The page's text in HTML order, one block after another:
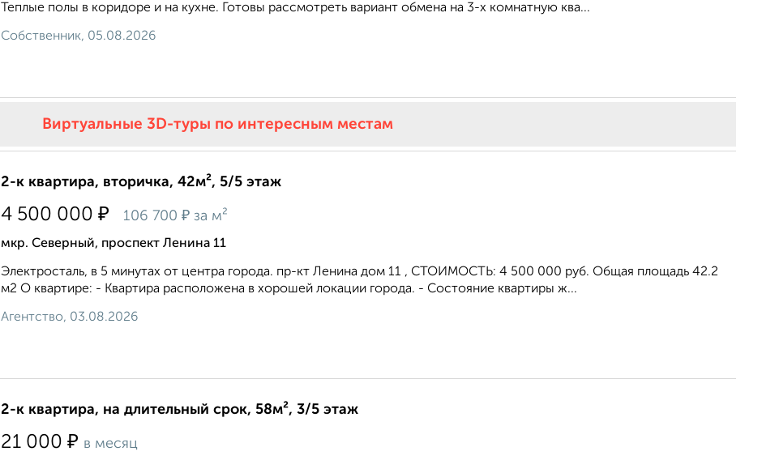
Теплые полы в коридоре и на кухне. Готовы рассмотреть вариант обмена на 3-х комнатную ква...
Собственник, 05.08.2026
Виртуальные 3D-туры по интересным местам
2-к квартира, вторичка, 42м², 5/5 этаж
4 500 000 ₽ 106 700 ₽ за м²
мкр. Северный, проспект Ленина 11
Электросталь, в 5 минутах от центра города. пр-кт Ленина дом 11 , СТОИМОСТЬ: 4 500 000 руб. Общая площадь 42.2
м2 О квартире: - Квартира расположена в хорошей локации города. - Состояние квартиры ж...
Агентство, 03.08.2026
2-к квартира, на длительный срок, 58м², 3/5 этаж
21 000 ₽ в месяц